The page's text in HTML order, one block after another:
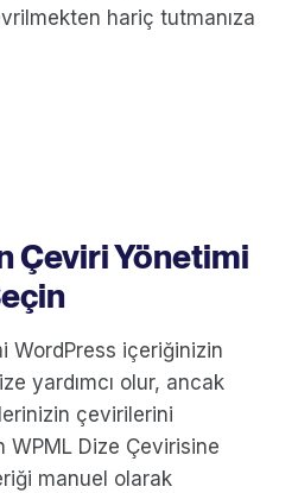
hariç tutmanıza
Çeviri Yönetimi
WordPress içeriğinizin
yardımcı olur, ancak
çevirilerini
Dize Çevirisine
manuel olarak